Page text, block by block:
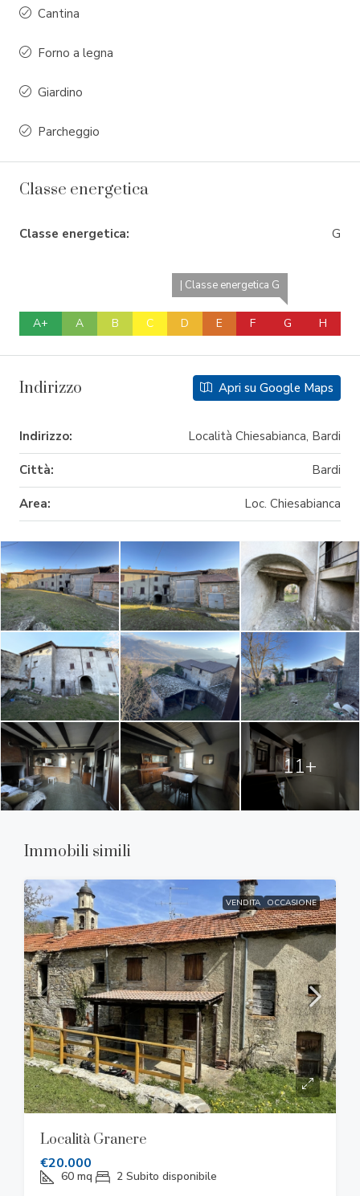
Cantina
Forno a legna
Giardino
Parcheggio
Classe energetica
Classe energetica: G
A+ A B C D E F
| Classe energetica G
G H
Indirizzo Apri su Google Maps
Indirizzo: Località Chiesabianca, Bardi
Città: Bardi
Area: Loc. Chiesabianca
11+
Immobili simili
VENDITA OCCASIONE
Località Granere
€20.000
60 mq 2 Subito disponibile